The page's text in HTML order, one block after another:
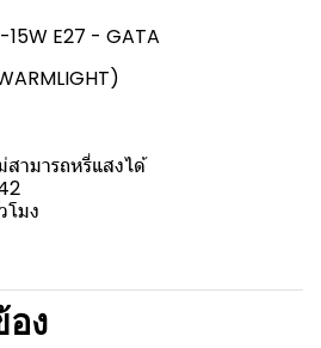
E27 - GATA
ามารถหรี่แสงได้
โมง
ง